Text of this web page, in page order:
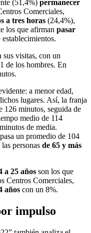
(51,4%) permanecer
Comerciales,
a tres horas (24,4%),
los que afirman pasar
sus visitas, con un
de los hombres. En
a menor edad,
lugares. Así, la franja
126 minutos, seguida de
medio de 114
de media.
pasa un promedio de 104
personas de 65 y más
a 25 años son los que
Centros Comerciales,
años con un 8%.
impulso